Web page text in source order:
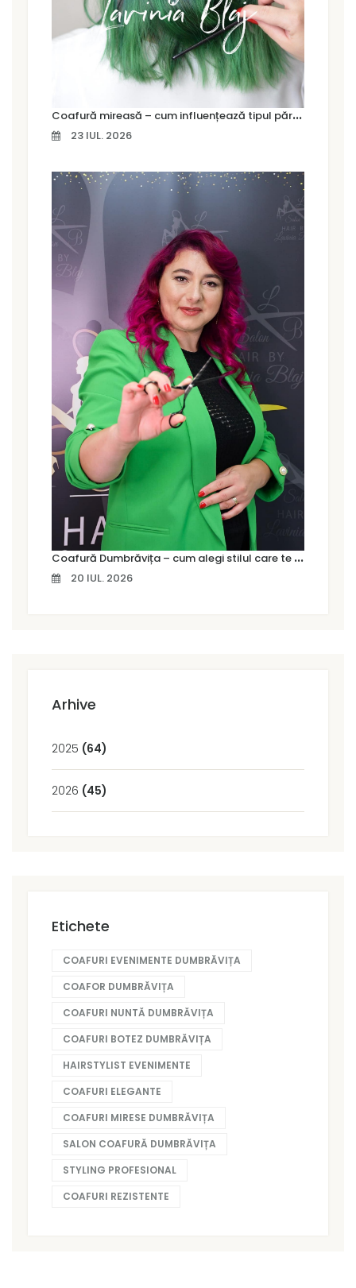
C
oafură mireasă – cum influențează tipul părului alegerea coafurii
23 IUL. 2026
C
oafură Dumbrăvița – cum alegi stilul care te pune cu adevărat în valoare
20 IUL. 2026
Arhive
2025 (64)
2026 (45)
Etichete
COAFURI EVENIMENTE DUMBRĂVIȚA
COAFOR DUMBRĂVIȚA
COAFURI NUNTĂ DUMBRĂVIȚA
COAFURI BOTEZ DUMBRĂVIȚA
HAIRSTYLIST EVENIMENTE
COAFURI ELEGANTE
COAFURI MIRESE DUMBRĂVIȚA
SALON COAFURĂ DUMBRĂVIȚA
STYLING PROFESIONAL
COAFURI REZISTENTE